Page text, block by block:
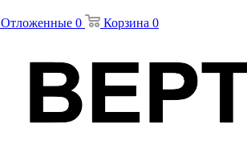
Отложенные 0 Корзина 0